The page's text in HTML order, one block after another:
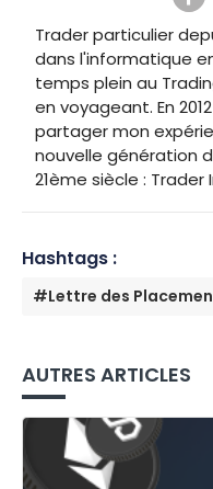
Trader particulier
dans l'informatique
temps plein au
en voyageant. En
partager mon
nouvelle génération
21ème siècle :
Hashtags :
#Lettre des
AUTRES ARTICLES